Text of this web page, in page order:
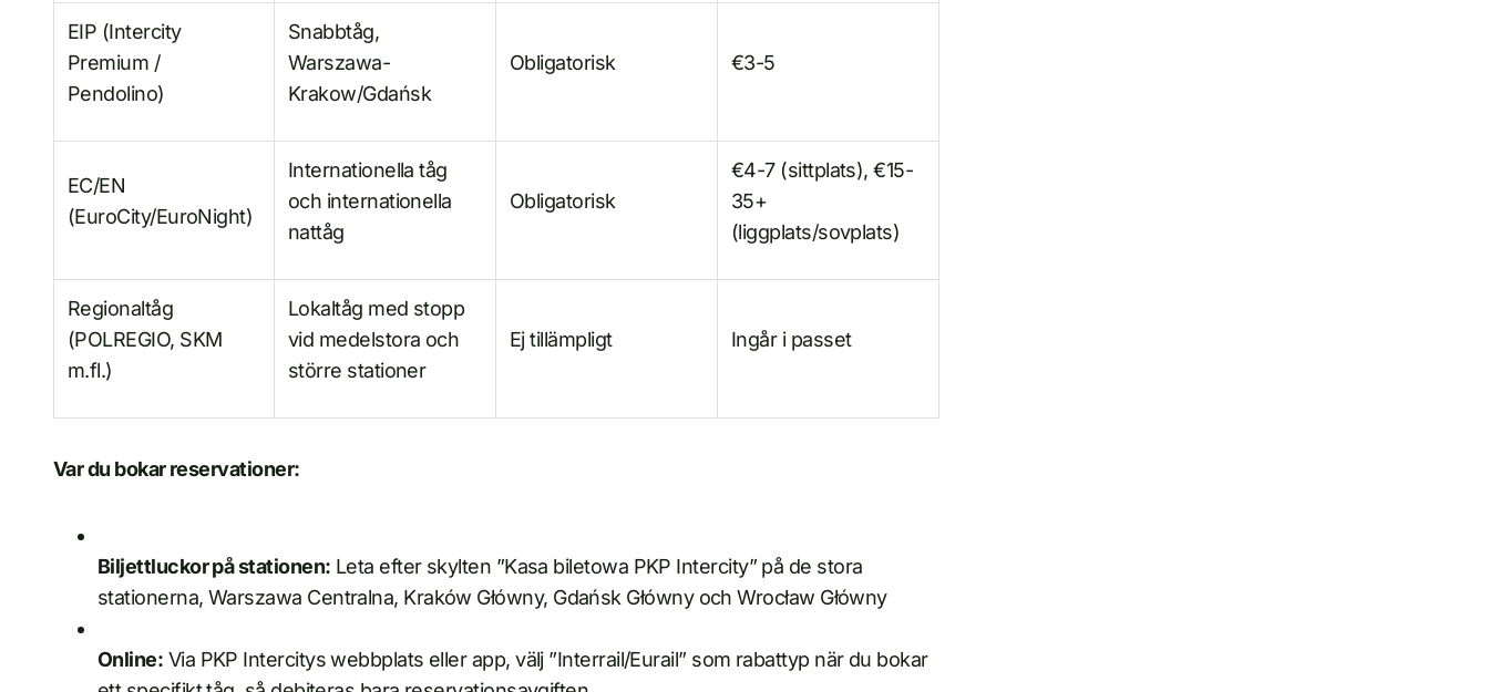
EIP (Intercity
Premium /
Pendolino)
Snabbtåg,
Warszawa-
Krakow/Gdańsk
Obligatorisk €3-5
EC/EN
(EuroCity/EuroNight)
Internationella tåg
och internationella
nattåg
Obligatorisk
€4-7 (sittplats), €15-
35+
(liggplats/sovplats)
Regionaltåg
(POLREGIO, SKM
m.fl.)
Lokaltåg med stopp
vid medelstora och
större stationer
Ej tillämpligt Ingår i passet
Var du bokar reservationer:
Biljettluckor på stationen: Leta efter skylten ”Kasa biletowa PKP Intercity” på de stora
stationerna, Warszawa Centralna, Kraków Główny, Gdańsk Główny och Wrocław Główny
Online: Via PKP Intercitys webbplats eller app, välj ”Interrail/Eurail” som rabattyp när du bokar